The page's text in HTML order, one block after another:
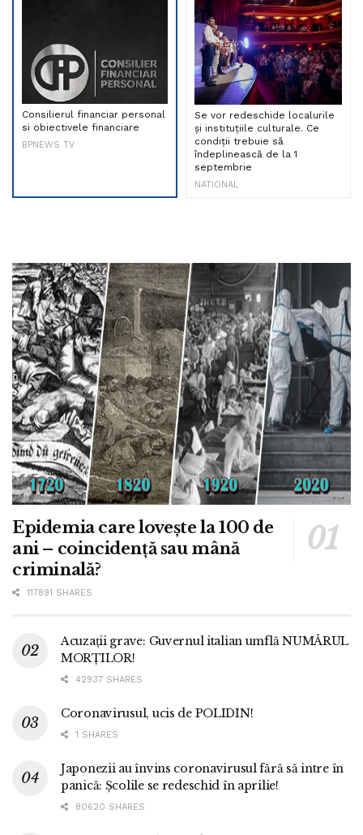
Consilierul financiar personal
si obiectivele financiare
BPNEWS TV
Se vor redeschide localurile
și instituțiile culturale. Ce
condiții trebuie să
îndeplinească de la 1
septembrie
NATIONAL
Epidemia care lovește la 100 de
ani – coincidență sau mână
criminală?
117891 SHARES
Acuzații grave: Guvernul italian umflă NUMĂRUL
MORȚILOR!
42937 SHARES
Coronavirusul, ucis de POLIDIN!
1 SHARES
Japonezii au învins coronavirusul fără să intre în
panică: Școlile se redeschid în aprilie!
80620 SHARES